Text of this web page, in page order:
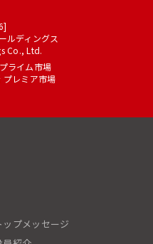
ルディングス
Co., Ltd.
ライム市場
プレミア市場
ップメッセージ